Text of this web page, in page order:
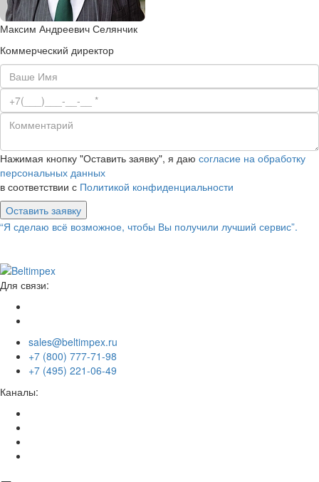
Максим Андреевич Селянчик
Коммерческий директор
Нажимая кнопку "Оставить заявку", я даю согласие на обработку
персональных данных
в соответствии с Политикой конфиденциальности
Оставить заявку
“Я сделаю всё возможное, чтобы Вы получили лучший сервис”.
Для связи:
sales@beltimpex.ru
+7 (800) 777-71-98
+7 (495) 221-06-49
Каналы: